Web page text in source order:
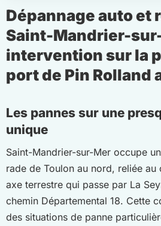
Dépannage auto et
Saint-Mandrier-
intervention sur la
port de Pin Rolland
Les pannes sur une
unique
Saint-Mandrier-sur-Mer occupe
rade de Toulon au nord, reliée au
axe terrestre qui passe par La
chemin Départemental 18. Cette
des situations de panne